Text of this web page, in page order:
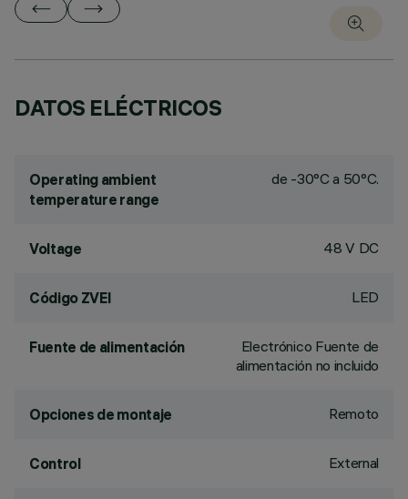
DATOS ELÉCTRICOS
Operating ambient
temperature range
de -30°C a 50°C.
Voltage 48 V DC
Código ZVEI LED
Fuente de alimentación
Electrónico Fuente de
alimentación no incluido
Opciones de montaje Remoto
Control External